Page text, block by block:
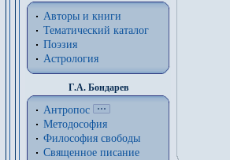
Авторы и книги
Тематический каталог
Поэзия
Астрология
Г.А. Бондарев
Антропос
Методософия
Философия cвободы
Священное писание